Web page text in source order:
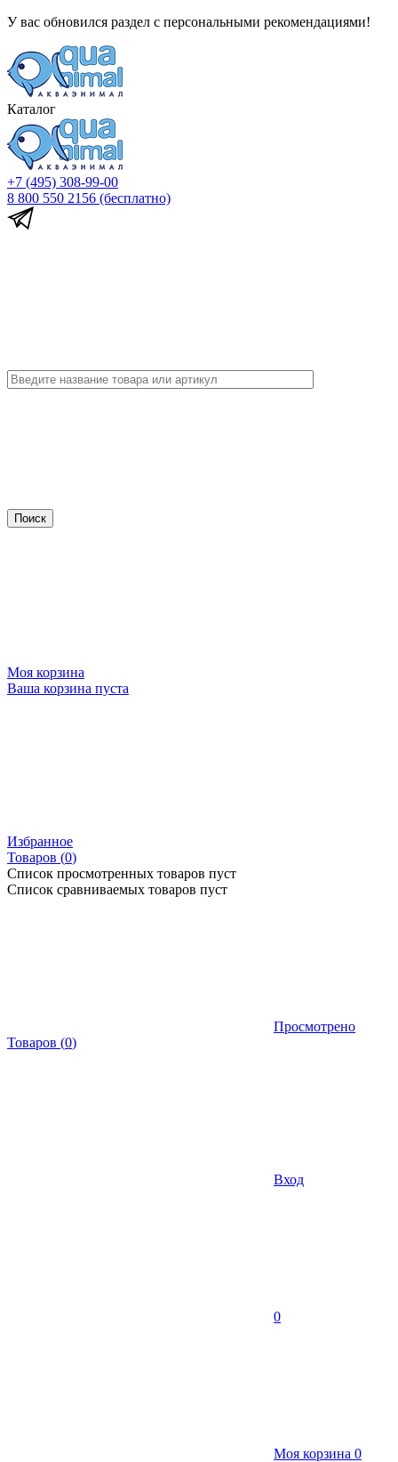
У вас обновился раздел с персональными рекомендациями!
Каталог
+7 (495) 308-99-00
8 800 550 2156 (бесплатно)
Моя корзина
Ваша корзина пуста
Избранное
Товаров (0)
Список просмотренных товаров пуст
Список сравниваемых товаров пуст
Просмотрено
Товаров (0)
Вход
0
Моя корзина 0